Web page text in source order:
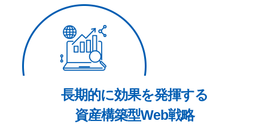
長期的に効果を発揮する
資産構築型Web戦略